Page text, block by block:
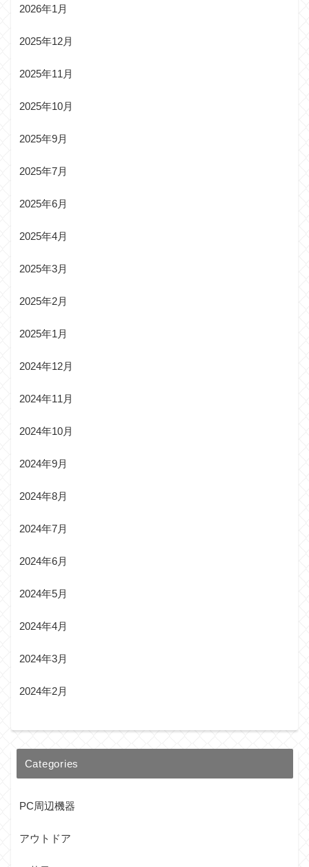
2026年1月
2025年12月
2025年11月
2025年10月
2025年9月
2025年7月
2025年6月
2025年4月
2025年3月
2025年2月
2025年1月
2024年12月
2024年11月
2024年10月
2024年9月
2024年8月
2024年7月
2024年6月
2024年5月
2024年4月
2024年3月
2024年2月
Categories
PC周辺機器
アウトドア